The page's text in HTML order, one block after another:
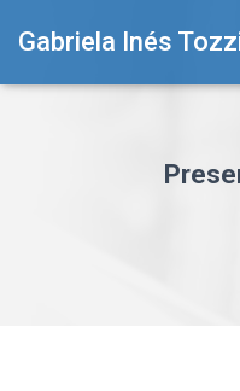
Gabriela Inés